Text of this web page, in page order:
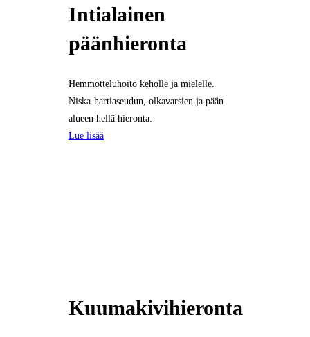
Intialainen
päänhieronta
Hemmotteluhoito keholle ja mielelle.
Niska-hartiaseudun, olkavarsien ja pään
alueen hellä hieronta.
Lue lisää
Kuumakivihieronta